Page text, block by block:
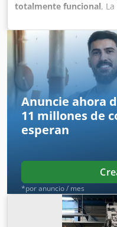
totalmente funcional,
FLOWLINE está
transferencia de piezas
también admite trabajos
transferencia de rollo a
1650 mm Velocidad: 0,1-
Diámetro del tambor:
La hemos usado muy
Anuncie ahora
11 millones de
esperan
*por anuncio / mes